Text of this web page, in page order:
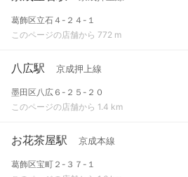
葛飾区立石４-２４-１
このページの店舗から 772 m
八広駅 京成押上線
墨田区八広６-２５-２０
このページの店舗から 1.4 km
お花茶屋駅 京成本線
葛飾区宝町２-３７-１